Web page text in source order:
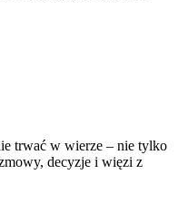
trwać w wierze – nie tylko
decyzje i więzi z